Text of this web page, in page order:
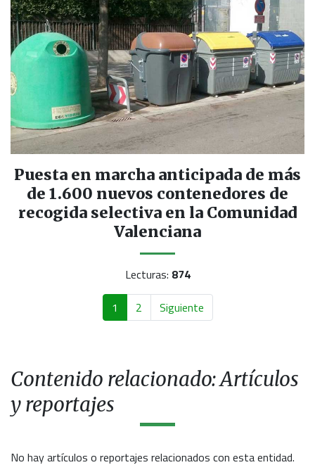
Puesta en marcha anticipada de más
de 1.600 nuevos contenedores de
recogida selectiva en la Comunidad
Valenciana
Lecturas: 874
1
2 Siguiente
Contenido relacionado: Artículos
y reportajes
No hay artículos o reportajes relacionados con esta entidad.